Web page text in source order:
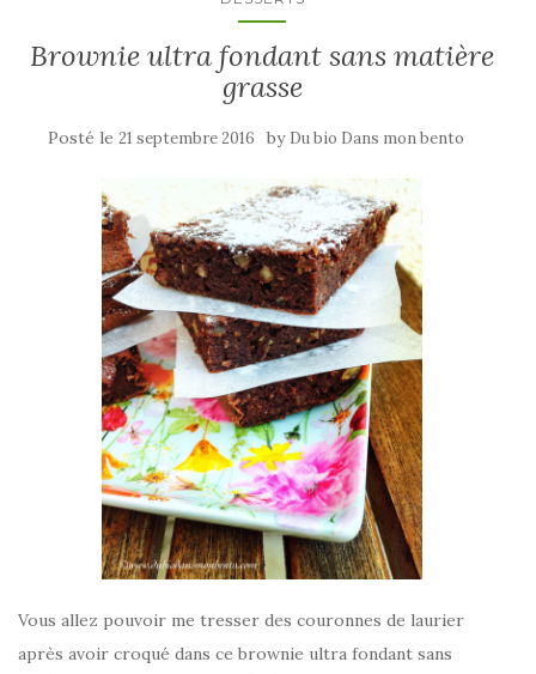
Brownie ultra fondant sans matière
grasse
Posté le 21 septembre 2016 by Du bio Dans mon bento
Vous allez pouvoir me tresser des couronnes de laurier
après avoir croqué dans ce brownie ultra fondant sans